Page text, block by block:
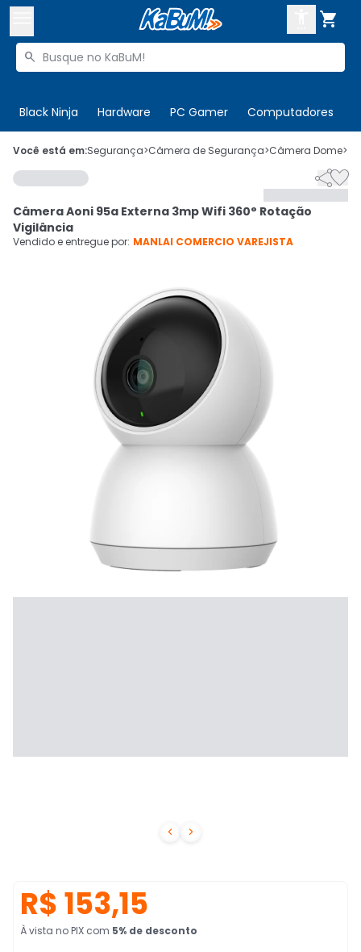

Buscar produtos

Black Ninja Hardware PC Gamer Computadores
 Olá. Acesse sua conta
 Departamentos
Cupons
Ativar tradutor em libras
CADASTRE-SE
Você está em:Segurança>Câmera de Segurança>Câmera Dome>
 

Câmera Aoni 95a Externa 3mp Wifi 360° Rotação
Vigilância
Vendido e entregue por: MANLAI COMERCIO VAREJISTA
R$ 153,15
À vista no PIX com 5% de desconto